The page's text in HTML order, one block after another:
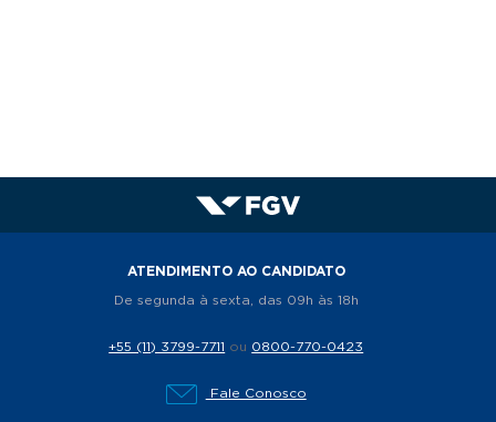
ATENDIMENTO AO CANDIDATO
De segunda à sexta, das 09h às 18h
+55 (11) 3799-7711 ou 0800-770-0423
Fale Conosco